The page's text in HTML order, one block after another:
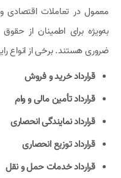
معمول در تعاملات اقتصادی
به‌ویژه برای اطمینان از
ضروری هستند. برخی از انواع
قرارداد خرید و فروش
قرارداد تأمین مالی و وام
قرارداد نمایندگی انحصاری
قرارداد توزیع انحصاری
قرارداد خدمات حمل و نقل